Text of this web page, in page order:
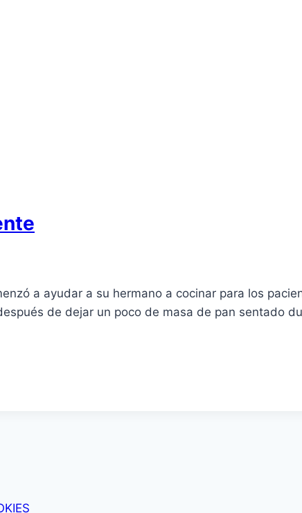
a ayudar a su hermano a cocinar para los
de dejar un poco de masa de pan sentado